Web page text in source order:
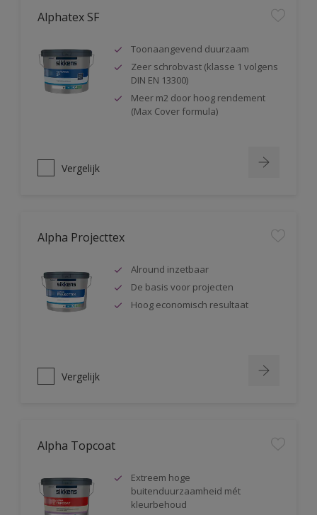
Alphatex SF
Toonaangevend duurzaam
Zeer schrobvast (klasse 1 volgens
DIN EN 13300)
Meer m2 door hoog rendement
(Max Cover formula)
Vergelijk
Alpha Projecttex
Alround inzetbaar
De basis voor projecten
Hoog economisch resultaat
Vergelijk
Alpha Topcoat
Extreem hoge
buitenduurzaamheid mét
kleurbehoud